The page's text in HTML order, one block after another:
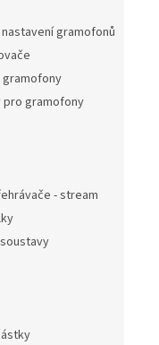
gramofonů
pro gramofony
- stream